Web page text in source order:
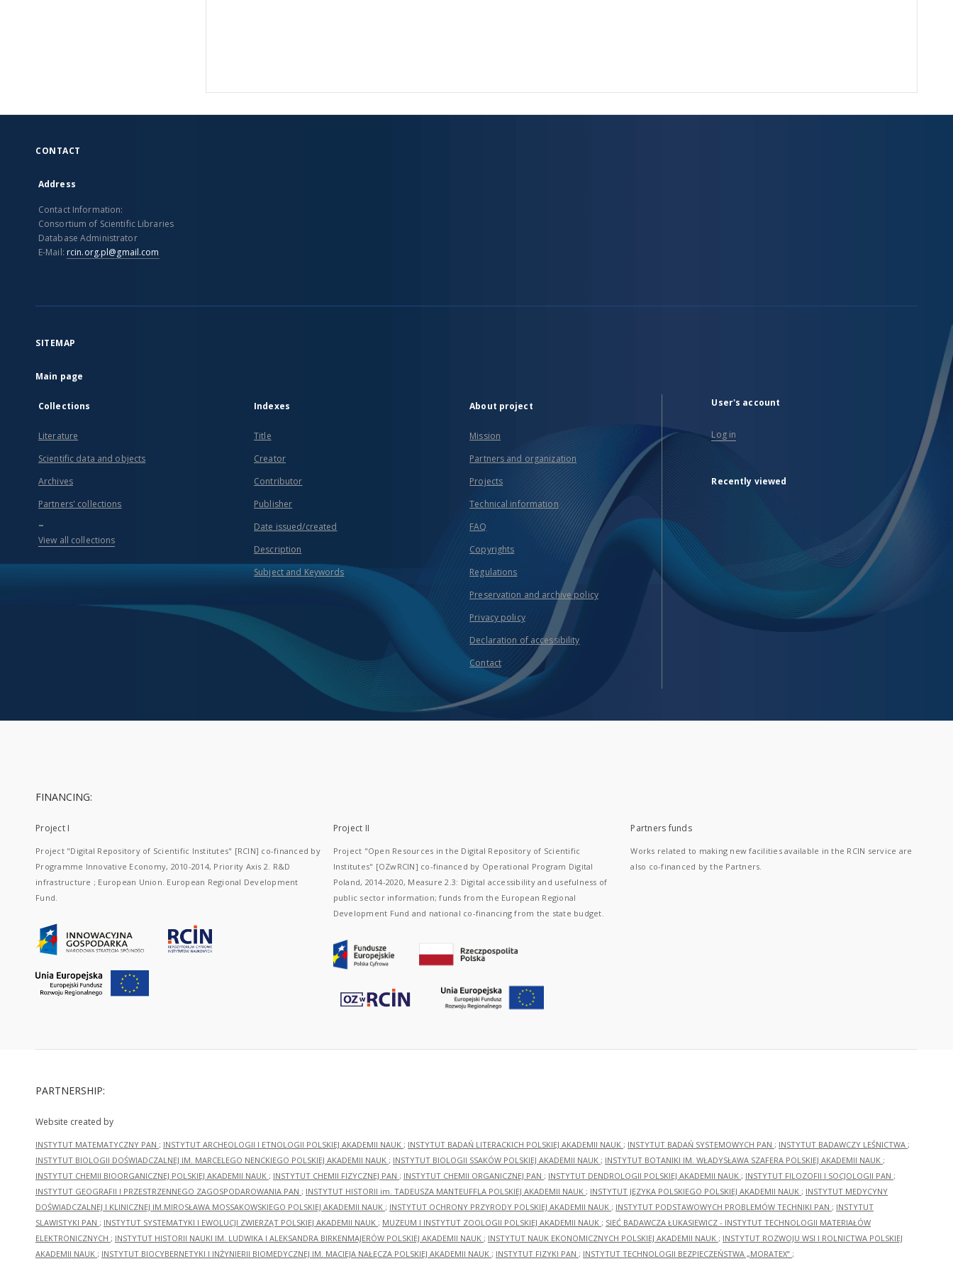
CONTACT
Address
Contact Information:
Consortium of Scientific Libraries
Database Administrator
E-Mail: rcin.org.pl@gmail.com
SITEMAP
Main page
Collections
Literature
Scientific data and objects
Archives
Partners' collections
...
View all collections
Indexes
Title
Creator
Contributor
Publisher
Date issued/created
Description
Subject and Keywords
About project
Mission
Partners and organization
Projects
Technical information
FAQ
Copyrights
Regulations
Preservation and archive policy
Privacy policy
Declaration of accessibility
Contact
User's account
Log in
Recently viewed
FINANCING:
Project I
Project "Digital Repository of Scientific Institutes" [RCIN] co-financed by
Programme Innovative Economy, 2010-2014, Priority Axis 2. R&D
infrastructure ; European Union. European Regional Development
Fund.
Project II
Project "Open Resources in the Digital Repository of Scientific
Institutes" [OZwRCIN] co-financed by Operational Program Digital
Poland, 2014-2020, Measure 2.3: Digital accessibility and usefulness of
public sector information; funds from the European Regional
Development Fund and national co-financing from the state budget.
Partners funds
Works related to making new facilities available in the RCIN service are
also co-financed by the Partners.
PARTNERSHIP:
Website created by
INSTYTUT MATEMATYCZNY PAN ; INSTYTUT ARCHEOLOGII I ETNOLOGII POLSKIEJ AKADEMII NAUK ; INSTYTUT BADAŃ LITERACKICH POLSKIEJ AKADEMII NAUK ; INSTYTUT BADAŃ SYSTEMOWYCH PAN ; INSTYTUT BADAWCZY LEŚNICTWA ;
INSTYTUT BIOLOGII DOŚWIADCZALNEJ IM. MARCELEGO NENCKIEGO POLSKIEJ AKADEMII NAUK ; INSTYTUT BIOLOGII SSAKÓW POLSKIEJ AKADEMII NAUK ; INSTYTUT BOTANIKI IM. WŁADYSŁAWA SZAFERA POLSKIEJ AKADEMII NAUK ;
INSTYTUT CHEMII BIOORGANICZNEJ POLSKIEJ AKADEMII NAUK ; INSTYTUT CHEMII FIZYCZNEJ PAN ; INSTYTUT CHEMII ORGANICZNEJ PAN ; INSTYTUT DENDROLOGII POLSKIEJ AKADEMII NAUK ; INSTYTUT FILOZOFII I SOCJOLOGII PAN ;
INSTYTUT GEOGRAFII I PRZESTRZENNEGO ZAGOSPODAROWANIA PAN ; INSTYTUT HISTORII im. TADEUSZA MANTEUFFLA POLSKIEJ AKADEMII NAUK ; INSTYTUT JĘZYKA POLSKIEGO POLSKIEJ AKADEMII NAUK ; INSTYTUT MEDYCYNY
DOŚWIADCZALNEJ I KLINICZNEJ IM.MIROSŁAWA MOSSAKOWSKIEGO POLSKIEJ AKADEMII NAUK ; INSTYTUT OCHRONY PRZYRODY POLSKIEJ AKADEMII NAUK ; INSTYTUT PODSTAWOWYCH PROBLEMÓW TECHNIKI PAN ; INSTYTUT
SLAWISTYKI PAN ; INSTYTUT SYSTEMATYKI I EWOLUCJI ZWIERZĄT POLSKIEJ AKADEMII NAUK ; MUZEUM I INSTYTUT ZOOLOGII POLSKIEJ AKADEMII NAUK ; SIEĆ BADAWCZA ŁUKASIEWICZ - INSTYTUT TECHNOLOGII MATERIAŁÓW
ELEKTRONICZNYCH ; INSTYTUT HISTORII NAUKI IM. LUDWIKA I ALEKSANDRA BIRKENMAJERÓW POLSKIEJ AKADEMII NAUK ; INSTYTUT NAUK EKONOMICZNYCH POLSKIEJ AKADEMII NAUK ; INSTYTUT ROZWOJU WSI I ROLNICTWA POLSKIEJ
AKADEMII NAUK ; INSTYTUT BIOCYBERNETYKI I INŻYNIERII BIOMEDYCZNEJ IM. MACIEJA NAŁĘCZA POLSKIEJ AKADEMII NAUK ; INSTYTUT FIZYKI PAN ; INSTYTUT TECHNOLOGII BEZPIECZEŃSTWA „MORATEX” ;